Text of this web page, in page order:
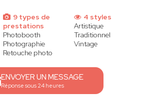
9 types de
prestations
Photobooth
Photographie
Retouche photo
4 styles
Artistique
Traditionnel
Vintage
ENVOYER UN MESSAGE
Réponse sous 24 heures